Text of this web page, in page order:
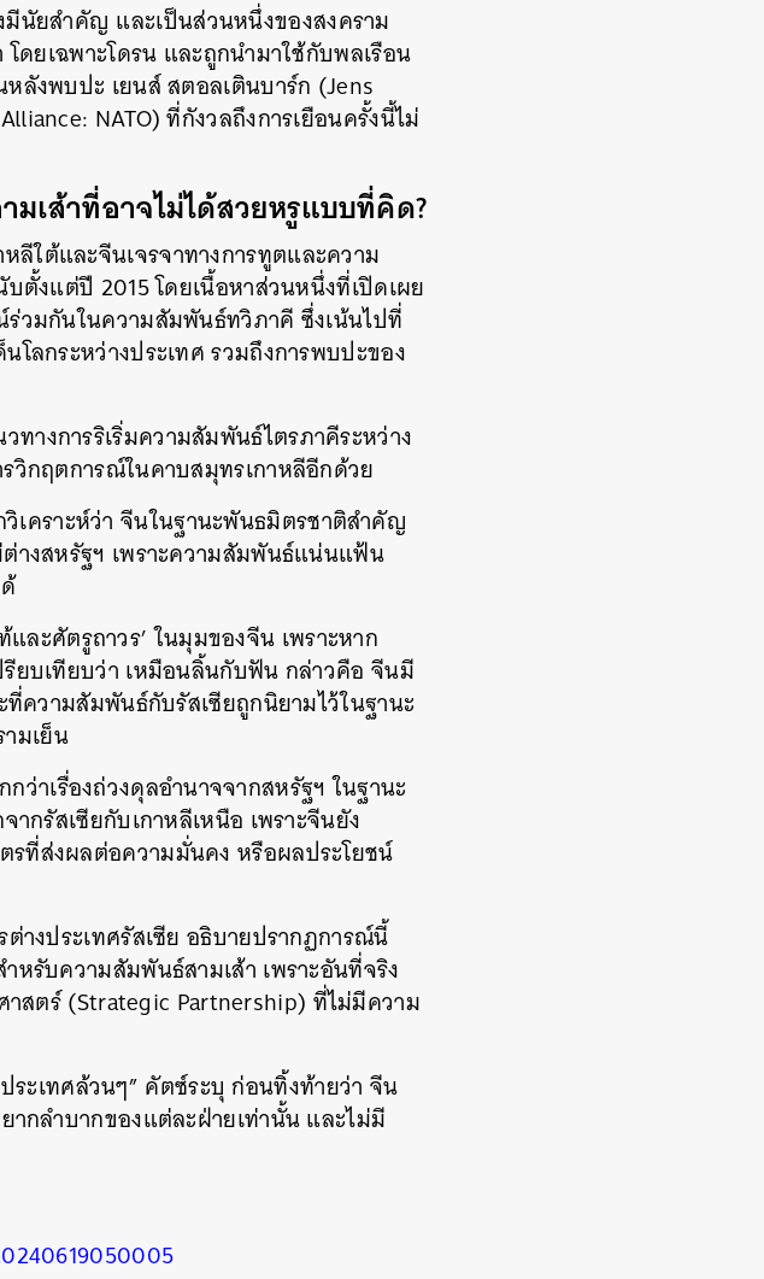
มีนัยสำคัญ และเป็นส่วนหนึ่งของสงคราม
ดยเฉพาะโดรน และถูกนำมาใช้กับพลเรือน
ลังพบปะ เยนส์ สตอลเตินบาร์ก (Jens
NATO) ที่กังวลถึงการเยือนครั้งนี้ไม่
มเส้าที่อาจไม่ได้สวยหรูแบบที่คิด?
ลีใต้และจีนเจรจาทางการทูตและความ
ตั้งแต่ปี 2015 โดยเนื้อหาส่วนหนึ่งที่เปิดเผย
วมกันในความสัมพันธ์ทวิภาคี ซึ่งเน้นไปที่
ลกระหว่างประเทศ รวมถึงการพบปะของ
างการริเริ่มความสัมพันธ์ไตรภาคีระหว่าง
กฤตการณ์ในคาบสมุทรเกาหลีอีกด้วย
เคราะห์ว่า จีนในฐานะพันธมิตรชาติสำคัญ
างสหรัฐฯ เพราะความสัมพันธ์แน่นแฟ้น
ะศัตรูถาวร’ ในมุมของจีน เพราะหาก
ยบเทียบว่า เหมือนลิ้นกับฟัน กล่าวคือ จีนมี
ที่ความสัมพันธ์กับรัสเซียถูกนิยามไว้ในฐานะ
มเย็น
าเรื่องถ่วงดุลอำนาจจากสหรัฐฯ ในฐานะ
กรัสเซียกับเกาหลีเหนือ เพราะจีนยัง
ที่ส่งผลต่อความมั่นคง หรือผลประโยชน์
างประเทศรัสเซีย อธิบายปรากฏการณ์นี้
หรับความสัมพันธ์สามเส้า เพราะอันที่จริง
าสตร์ (Strategic Partnership) ที่ไม่มีความ
ะเทศล้วนๆ” คัตซ์ระบุ ก่อนทิ้งท้ายว่า จีน
ากลำบากของแต่ละฝ่ายเท่านั้น และไม่มี